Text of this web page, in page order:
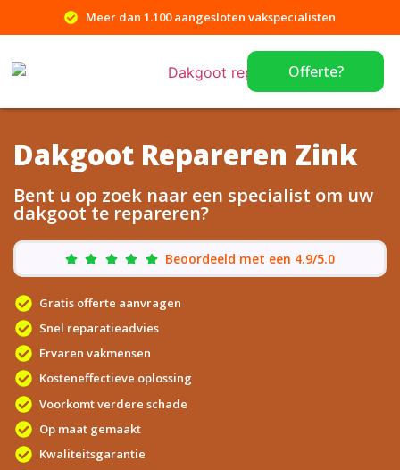
Meer dan 1.100 aangesloten vakspecialisten
Offerte?
Dakgoot Repareren Zink
Bent u op zoek naar een specialist om uw
dakgoot te repareren?
Beoordeeld met een 4.9/5.0
Gratis offerte aanvragen
Snel reparatieadvies
Ervaren vakmensen
Kosteneffectieve oplossing
Voorkomt verdere schade
Op maat gemaakt
Kwaliteitsgarantie